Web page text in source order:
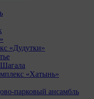
«Дудутки»
«Хатынь»
парковый ансамбль